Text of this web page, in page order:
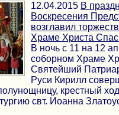
12.04.2015 В
Воскресения
возглавил
Храме Христа
В ночь с 11 на 12
соборном Храме
Святейший
Руси Кирилл
крестный
свт. Иоанна